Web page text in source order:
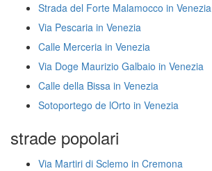
Strada del Forte Malamocco in Venezia
Via Pescaria in Venezia
Calle Merceria in Venezia
Via Doge Maurizio Galbaio in Venezia
Calle della Bissa in Venezia
Sotoportego de lOrto in Venezia
strade popolari
Via Martiri di Sclemo in Cremona